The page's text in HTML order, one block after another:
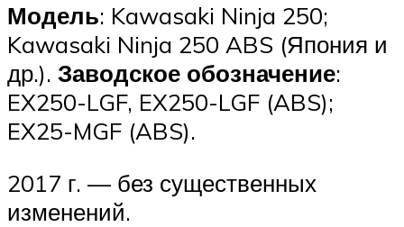
Модель: Kawasaki Ninja 250;
Kawasaki Ninja 250 ABS (Япония и
др.). Заводское обозначение:
EX250-LGF, EX250-LGF (ABS);
EX25-MGF (ABS).
2017 г. — без существенных
изменений.